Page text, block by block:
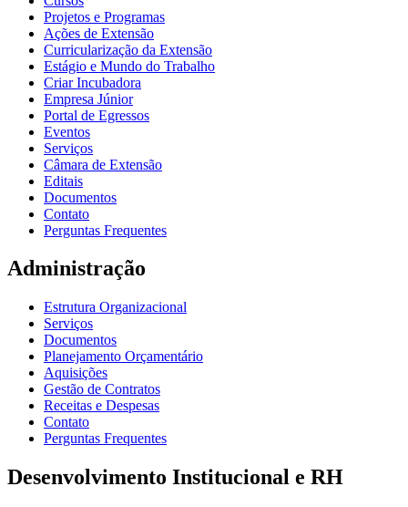
Projetos e Programas
Ações de Extensão
Curricularização da Extensão
Estágio e Mundo do Trabalho
Criar Incubadora
Empresa Júnior
Portal de Egressos
Eventos
Serviços
Câmara de Extensão
Editais
Documentos
Contato
Perguntas Frequentes
Administração
Estrutura Organizacional
Serviços
Documentos
Planejamento Orçamentário
Aquisições
Gestão de Contratos
Receitas e Despesas
Contato
Perguntas Frequentes
Desenvolvimento Institucional e RH